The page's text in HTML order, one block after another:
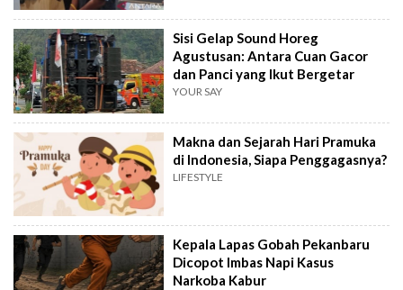
Sisi Gelap Sound Horeg
Agustusan: Antara Cuan Gacor
dan Panci yang Ikut Bergetar
YOUR SAY
Makna dan Sejarah Hari Pramuka
di Indonesia, Siapa Penggagasnya?
LIFESTYLE
Kepala Lapas Gobah Pekanbaru
Dicopot Imbas Napi Kasus
Narkoba Kabur